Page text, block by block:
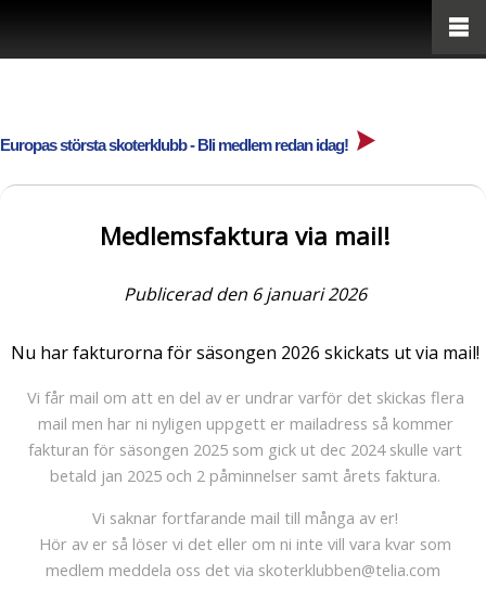
Europas största skoterklubb - Bli medlem redan idag!
Medlemsfaktura via mail!
Publicerad den 6 januari 2026
Nu har fakturorna för säsongen 2026 skickats ut via mail!
Vi får mail om att en del av er undrar varför det skickas flera
mail men har ni nyligen uppgett er mailadress så kommer
fakturan för säsongen 2025 som gick ut dec 2024 skulle vart
betald jan 2025 och 2 påminnelser samt årets faktura.
Vi saknar fortfarande mail till många av er!
Hör av er så löser vi det eller om ni inte vill vara kvar som
medlem meddela oss det via skoterklubben@telia.com